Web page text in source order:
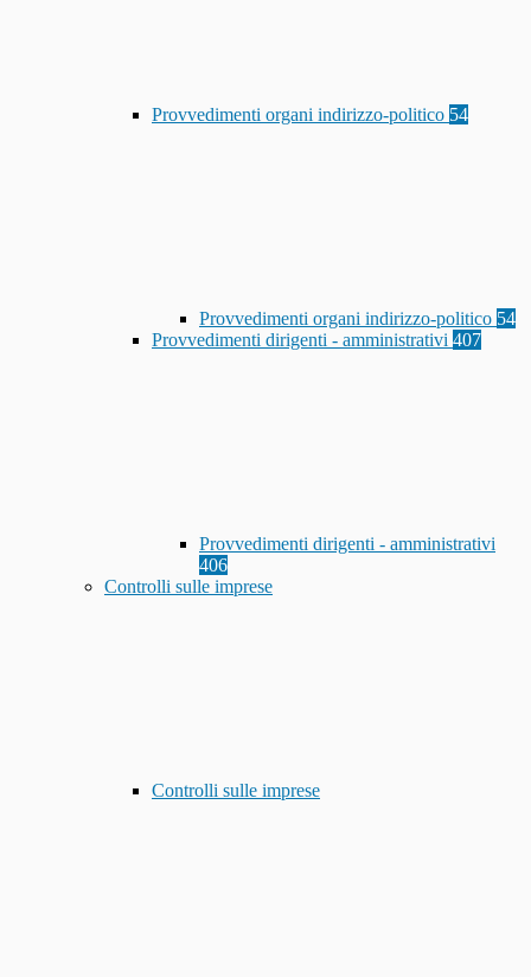
Provvedimenti organi indirizzo-politico 54
Provvedimenti organi indirizzo-politico 54
Provvedimenti dirigenti - amministrativi 407
Provvedimenti dirigenti - amministrativi
406
Controlli sulle imprese
Controlli sulle imprese